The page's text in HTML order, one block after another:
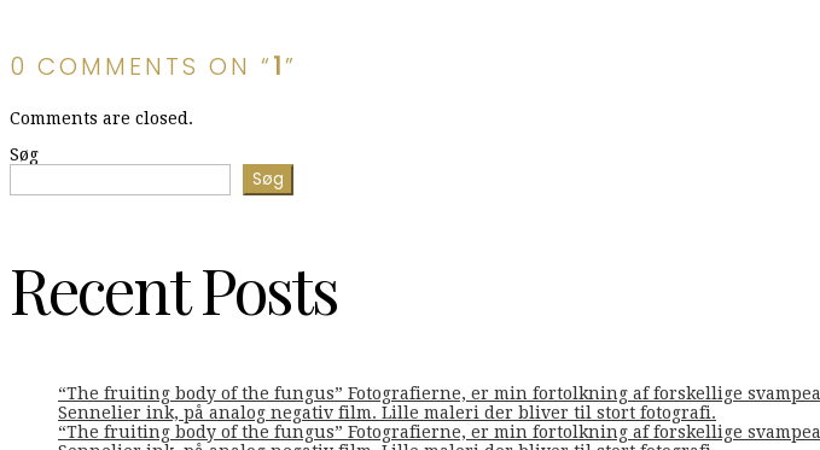
0 COMMENTS ON “1”
Comments are closed.
Søg
Søg
Recent Posts
“The fruiting body of the fungus” Fotografierne, er min fortolkning af forskellige
Sennelier ink, på analog negativ film. Lille maleri der bliver til stort fotografi.
“The fruiting body of the fungus” Fotografierne, er min fortolkning af forskellige